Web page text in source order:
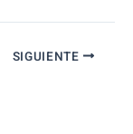
SIGUIENTE